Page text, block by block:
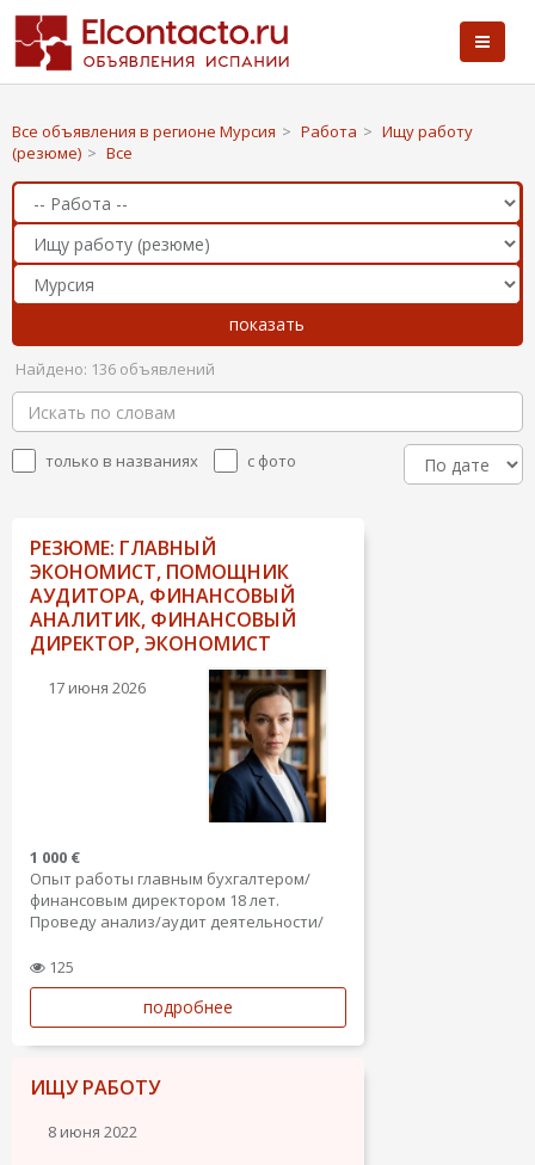
Все объявления в регионе Мурсия > Работа > Ищу работу
(резюме) > Все
Найдено: 136 объявлений
только в названиях с фото
РЕЗЮМЕ: ГЛАВНЫЙ
ЭКОНОМИСТ, ПОМОЩНИК
АУДИТОРА, ФИНАНСОВЫЙ
АНАЛИТИК, ФИНАНСОВЫЙ
ДИРЕКТОР, ЭКОНОМИСТ
17 июня 2026
1 000 €
Опыт работы главным бухгалтером/
финансовым директором 18 лет.
Проведу анализ/аудит деятельности/
налоговый учёт, приход и реализация
согласно гтд, оплата на таможню,
оплаты в валюте , ведения
международных контрактов, в том
числе...
125
подробнее
ИЩУ РАБОТУ
8 июня 2022